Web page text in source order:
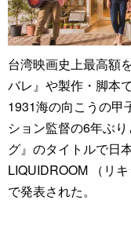
台湾映画史上最高額
バレ』や製作・脚本
1931海の向こうの甲
ション監督の6年ぶ
グ』のタイトルで日
LIQUIDROOM （リ
で発表された。